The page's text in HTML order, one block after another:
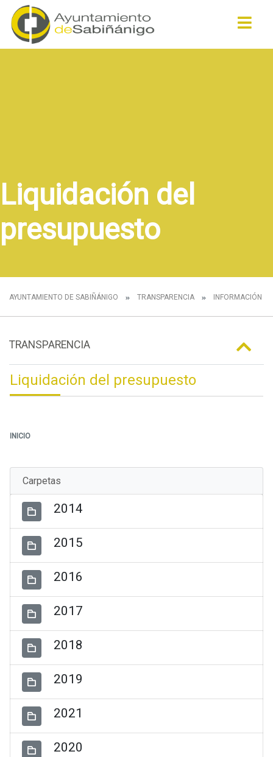
Liquidación del
presupuesto
AYUNTAMIENTO DE SABIÑÁNIGO TRANSPARENCIA INFORMACIÓN
TRANSPARENCIA
Liquidación del presupuesto
INICIO
Carpetas
2014
2015
2016
2017
2018
2019
2021
2020